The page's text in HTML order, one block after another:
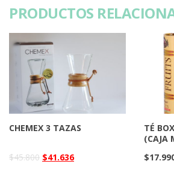
PRODUCTOS
CHEMEX 3 TAZAS
$45.800 $41.636
TÉ
(CAJA
$